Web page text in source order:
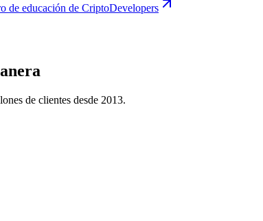
de educación de CriptoDevelopers
de clientes desde 2013.